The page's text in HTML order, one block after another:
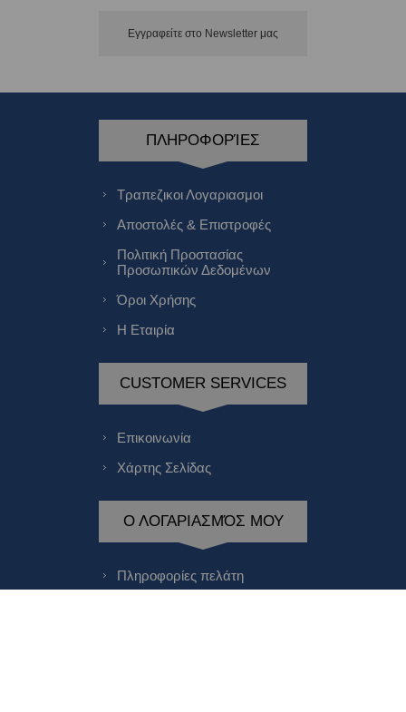
Εγγραφείτε στο Νewsletter μας
ΠΛΗΡΟΦΟΡΊΕΣ
Τραπεζικοι Λογαριασμοι
Αποστολές & Επιστροφές
Πολιτική Προστασίας
Προσωπικών Δεδομένων
Όροι Χρήσης
Η Εταιρία
CUSTOMER SERVICES
Επικοινωνία
Χάρτης Σελίδας
Ο ΛΟΓΑΡΙΑΣΜΌΣ ΜΟΥ
Πληροφορίες πελάτη